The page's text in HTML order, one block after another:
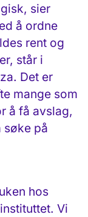
sier
å ordne
rent og
står i
Det er
mange som
å få avslag,
søke på
hos
Vi